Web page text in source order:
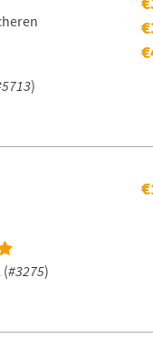
)
(#3275)